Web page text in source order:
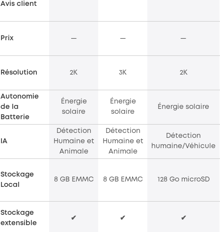
Avis client
Prix — — —
Résolution 2K 3K 2K
Autonomie
de la
Batterie
Énergie
solaire
Énergie
solaire
Énergie solaire
IA
Détection
Humaine et
Animale
Détection
Humaine et
Animale
Détection
humaine/Véhicule
Stockage
Local
8 GB EMMC 8 GB EMMC 128 Go microSD
Stockage
extensible
✔ ✔ ✔